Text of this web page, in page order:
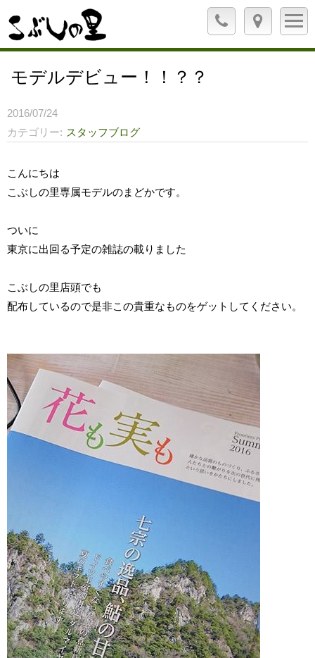
モデルデビュー！！？？
2016/07/24
カテゴリー
スタッフブログ
こんにちは
こぶしの里専属モデルのまどかです。
ついに
東京に出回る予定の雑誌の載りました
こぶしの里店頭でも
配布しているので是非この貴重なものをゲットしてください。